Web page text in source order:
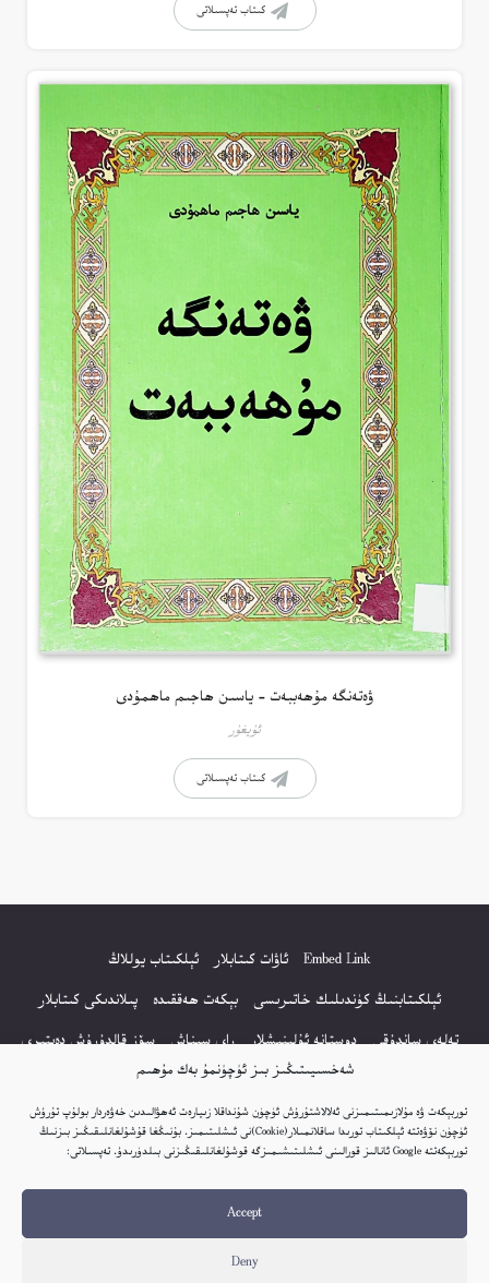
شەخسىيىتىڭىز بىز ئۈچۈنمۇ بەك مۇھىم
توربېكەت ۋە مۇلازىمىتىمىزنى ئەلالاشتۇرۇش ئۈچۈن شۇنداقلا زىيارەت ئەھۋالىدىن خەۋەردار بولۇپ تۇرۇش
ئۈچۈن نۆۋەتتە ئېلكىتاب تورىدا ساقلانمىلار(Cookie)نى ئىشلىتىمىز. بۇنىڭغا قۇشۇلغانلىقىڭىز بىزنىڭ
توربېكەتتە Google ئانالىز قورالىنى ئىشلىتىشىمىزگە قوشۇلغانلىقىڭىزنى بىلدۈرىدۇ. تەپسىلاتى:
Accept
Deny
كىتاب تەپسىلاتى
ۋەتەنگە مۇھەببەت – ياسىن ھاجىم ماھمۇدى
ئۇيغۇر
كىتاب تەپسىلاتى
Embed Link ئاۋات كىتابلار
ئېلكىتاب يوللاڭ
ئېلكىتابنىڭ كۈندىلىك خاتىرىسى
بېكەت ھەققىدە
پىلاندىكى كىتابلار
تەلەي ساندۇقى
دوستانە ئۇلىنىشلار راي سىناش
سۆز قالدۇرۇش دەپتىرى
كۆپ سورالغان سۇئاللار
كىتاب تىزىملىكى
مەخپىيەتلىك باياناتى
نەشىر ھوقۇقى باياناتى
© 2017-2026 تور بېكەتنىڭ بارلىق ھوقۇقى ئېلكىتاب تورى غا مەنسۇپ.
تور بېكەت ھەققىدە تەكلىپ - پىكىر بولسا، تۆۋەندىكى ئېلخەت ئارقىلىق بېكەت